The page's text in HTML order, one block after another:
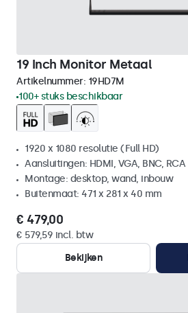
19 Inch Monitor Metaal
Artikelnummer: 19HD7M
100+ stuks beschikbaar
1920 x 1080 resolutie (Full HD)
Aansluitingen: HDMI, VGA, BNC, RCA
Montage: desktop, wand, inbouw
Buitenmaat: 471 x 281 x 40 mm
€ 479,00
€ 579,59 incl. btw
Bekijken